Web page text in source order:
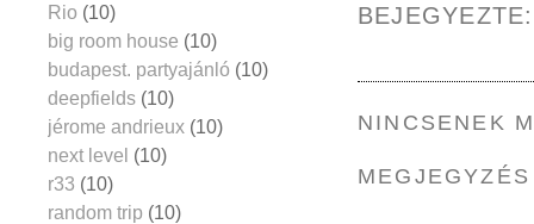
NINCSENEK
Rio (10)
big room house (10)
budapest. partyajánló (10)
deepfields (10)
jérome andrieux (10)
next level (10)
r33 (10)
random trip (10)